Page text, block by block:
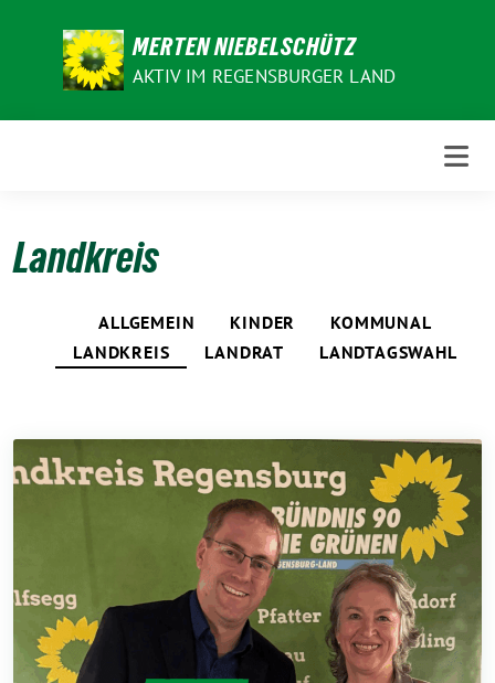
MERTEN NIEBELSCHÜTZ
AKTIV IM REGENSBURGER LAND
Landkreis
ALLGEMEIN KINDER
KOMMUNAL
LANDKREIS
LANDRAT LANDTAGSWAHL